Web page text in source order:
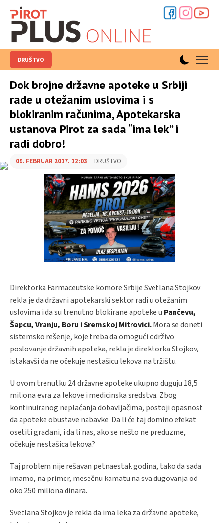
DRUŠTVO
Dok brojne državne apoteke u Srbiji
rade u otežanim uslovima i s
blokiranim računima, Apotekarska
ustanova Pirot za sada “ima lek” i
radi dobro!
09. FEBRUAR 2017. 12:03 DRUŠTVO
Direktorka Farmaceutske komore Srbije Svetlana Stojkov
rekla je da državni apotekarski sektor radi u otežanim
uslovima i da su trenutno blokirane apoteke u Pančevu,
Šapcu, Vranju, Boru i Sremskoj Mitrovici.Mora se doneti
sistemsko rešenje, koje treba da omogući održivo
poslovanje državnih apoteka, rekla je direktorka Stojkov,
istakavši da ne očekuje nestašicu lekova na tržištu.
U ovom trenutku 24 državne apoteke ukupno duguju 18,5
miliona evra za lekove i medicinska sredstva. Zbog
kontinuiranog neplaćanja dobavljačima, postoji opasnost
da apoteke obustave nabavke. Da li će taj domino efekat
osetiti građani, i da li nas, ako se nešto ne preduzme,
očekuje nestašica lekova?
Taj problem nije rešavan petnaestak godina, tako da sada
imamo, na primer, mesečnu kamatu na sva dugovanja od
oko 250 miliona dinara.
Svetlana Stojkov je rekla da ima leka za državne apoteke,